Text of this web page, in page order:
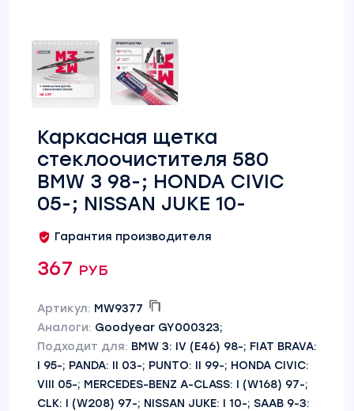
Каркасная щетка
стеклоочистителя 580
BMW 3 98-; HONDA CIVIC
05-; NISSAN JUKE 10-
Гарантия производителя
367 руб
Артикул: MW9377
Аналоги: Goodyear GY000323;
Подходит для: BMW 3: IV (E46) 98-; FIAT BRAVA:
I 95-; PANDA: II 03-; PUNTO: II 99-; HONDA CIVIC:
VIII 05-; MERCEDES-BENZ A-CLASS: I (W168) 97-;
CLK: I (W208) 97-; NISSAN JUKE: I 10-; SAAB 9-3: